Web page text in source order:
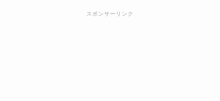
スポンサーリンク